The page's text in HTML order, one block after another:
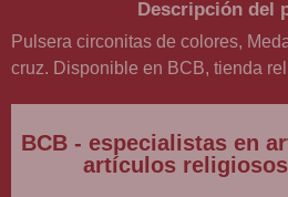
Descripción del
Pulsera circonitas de colores,
cruz. Disponible en BCB, tienda
BCB - especialistas en
artículos religiosos